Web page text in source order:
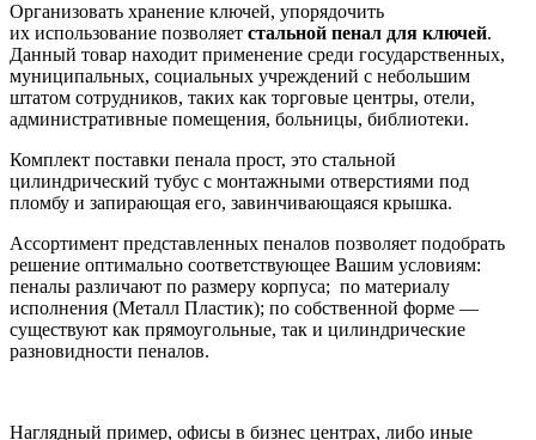
Организовать хранение ключей, упорядочить
их использование позволяет стальной пенал для ключей.
Данный товар находит применение среди государственных,
муниципальных, социальных учреждений с небольшим
штатом сотрудников, таких как торговые центры, отели,
административные помещения, больницы, библиотеки.
Комплект поставки пенала прост, это стальной
цилиндрический тубус с монтажными отверстиями под
пломбу и запирающая его, завинчивающаяся крышка.
Ассортимент представленных пеналов позволяет подобрать
решение оптимально соответствующее Вашим условиям:
пеналы различают по размеру корпуса; по материалу
исполнения (Металл Пластик); по собственной форме —
существуют как прямоугольные, так и цилиндрические
разновидности пеналов.
Наглядный пример, офисы в бизнес центрах, либо иные